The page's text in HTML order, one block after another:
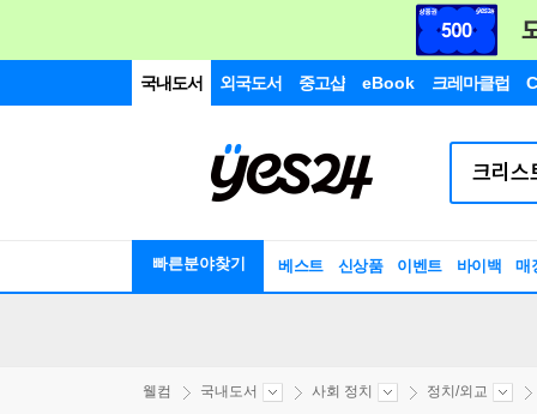
국내도서 외국도서 중고샵 eBook 크레마클럽
빠른분야찾기 베스트 신상품 이벤트 바이백 매
웰컴 국내도서 사회 정치 정치/외교